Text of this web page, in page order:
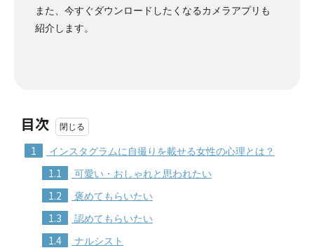
また、今すぐダウンロードしたくなるカメラアプリも
紹介します。
目次
1 インスタグラムに自撮りを載せる女性の心理とは？
1.1 可愛い・おしゃれと思われたい
1.2 褒めてもらいたい
1.3 認めてもらいたい
1.4 ナルシスト